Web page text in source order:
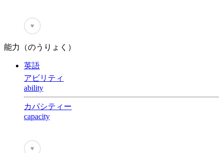
♥
能力（のうりょく）
英語
アビリティ
ability
カパシティー
capacity
♥